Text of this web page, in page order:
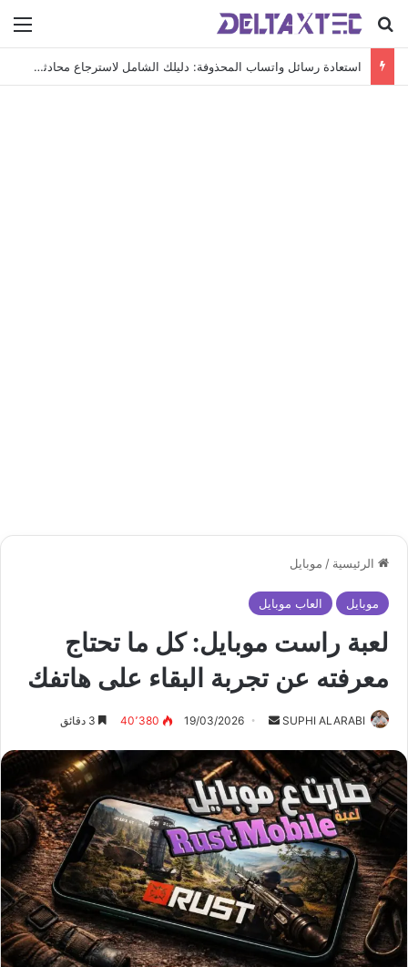
بحث عن
استعادة رسائل واتساب المحذوفة: دليلك الشامل لاسترجاع محادثاتك الهامة
الرئيسية / موبايل
موبايل العاب موبايل
لعبة راست موبايل: كل ما تحتاج
معرفته عن تجربة البقاء على هاتفك
SUPHI ALARABI
أرسل
إلكترونيا
19/03/2026 40٬380